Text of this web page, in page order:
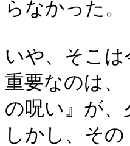
らなかった。
いや、そこ
重要なのは、
の呪い』が
しかし、そ